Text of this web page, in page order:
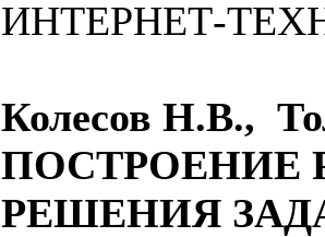
ИНТЕРНЕТ-
Колесов Н.В.,
ПОСТРОЕНИЕ
РЕШЕНИЯ